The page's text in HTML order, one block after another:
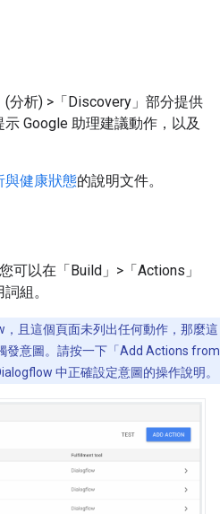
分析) >「Discovery」 部分提供
Google 助理建議動作，以及
與健康狀態的說明文件。
可以在「Build」>「Actions」
組。
且這個頁面未列出任何動作，那麼這
發意圖。請按一下「Add Actions from
中正確設定意圖的操作說明。